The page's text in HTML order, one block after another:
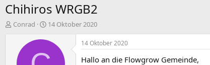
Chihiros WRGB2
E
Conrad
E
s
e
14 Oktober 2020
14 Oktober 2020
Hallo an die Flowgrow Gemeinde,